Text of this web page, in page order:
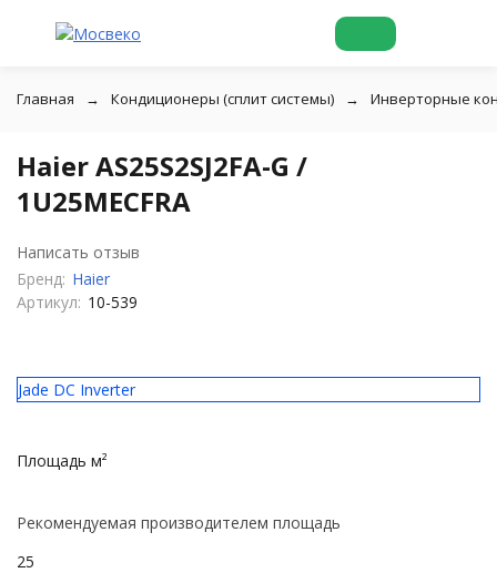
Главная Кондиционеры (сплит системы) Инверторные
Haier AS25S2SJ2FA-G /
1U25MECFRA
Написать отзыв
Бренд: Haier
Артикул: 10-539
Jade DC Inverter
Площадь м²
Рекомендуемая производителем площадь
25